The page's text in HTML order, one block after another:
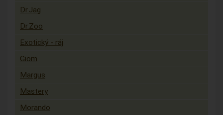
Dr.Jag
Dr.Zoo
Exotický - ráj
Giom
Margus
Mastery
Morando